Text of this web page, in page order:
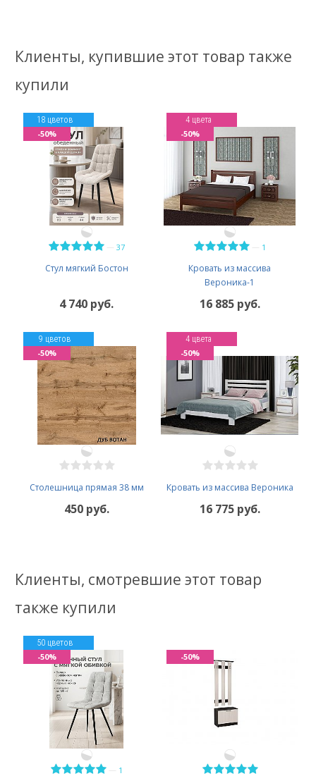
Клиенты, купившие этот товар также
купили
37
Стул мягкий Бостон
18 цветов
4 740 руб.
-50%
1
Кровать из массива
Вероника-1
4 цвета
16 885 руб.
-50%
Столешница прямая 38 мм
9 цветов
450 руб.
-50%
Кровать из массива Вероника
4 цвета
16 775 руб.
-50%
Клиенты, смотревшие этот товар
также купили
1
50 цветов
-50% -50%